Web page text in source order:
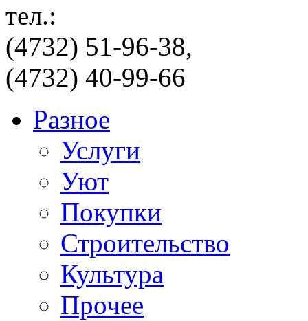
тел.:
(4732) 51-96-38,
(4732) 40-99-66
Разное
Услуги
Уют
Покупки
Строительство
Культура
Прочее